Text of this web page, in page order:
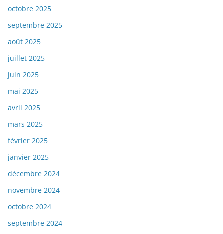
octobre 2025
septembre 2025
août 2025
juillet 2025
juin 2025
mai 2025
avril 2025
mars 2025
février 2025
janvier 2025
décembre 2024
novembre 2024
octobre 2024
septembre 2024